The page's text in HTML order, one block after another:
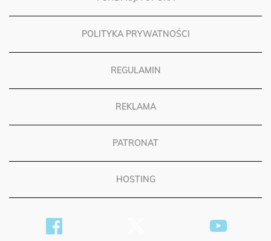
FUNDACJA OPOKA
POLITYKA PRYWATNOŚCI
REGULAMIN
REKLAMA
PATRONAT
HOSTING